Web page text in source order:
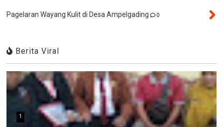
Pagelaran Wayang Kulit di Desa Ampelgading 0
Berita Viral
1